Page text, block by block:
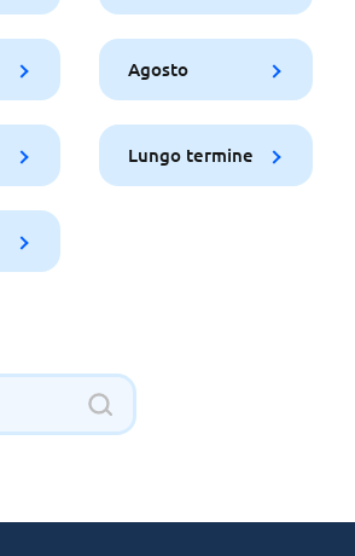
Agosto
Lungo termine